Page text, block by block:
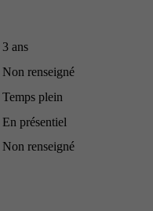
3 ans
Non renseigné
Temps plein
En présentiel
Non renseigné